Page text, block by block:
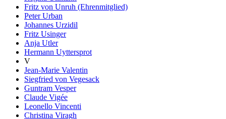
Fritz von Unruh (Ehrenmitglied)
Peter Urban
Johannes Urzidil
Fritz Usinger
Anja Utler
Hermann Uyttersprot
V
Jean-Marie Valentin
Siegfried von Vegesack
Guntram Vesper
Claude Vigée
Leonello Vincenti
Christina Viragh